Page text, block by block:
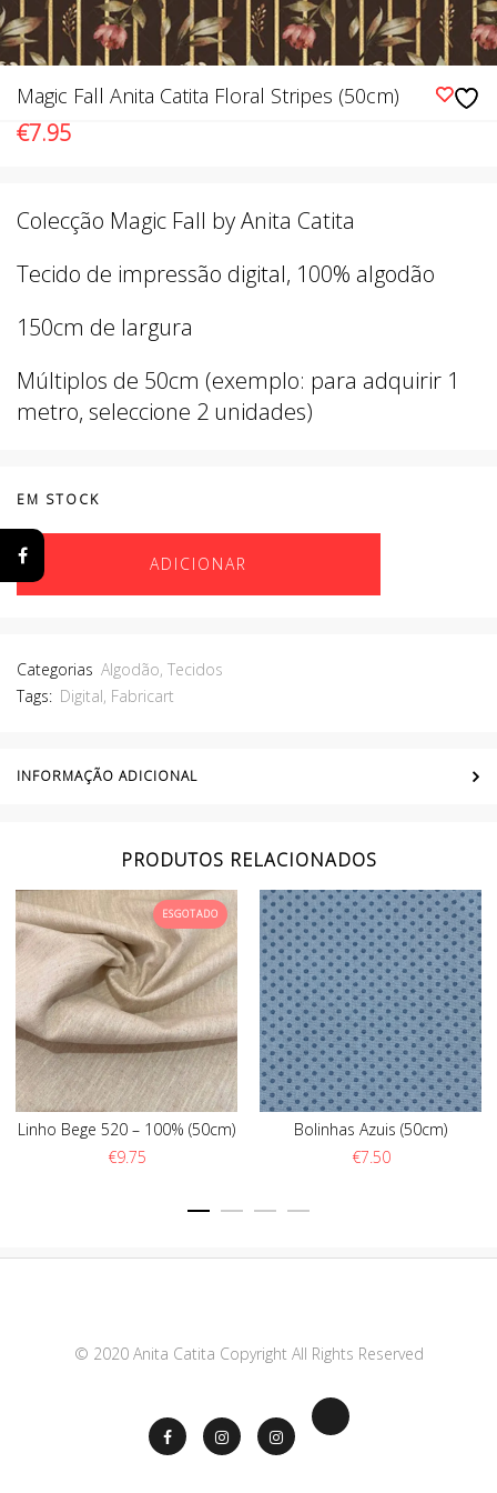
Magic Fall Anita Catita Floral Stripes (50cm)
€7.95
Colecção Magic Fall by Anita Catita
Tecido de impressão digital, 100% algodão
150cm de largura
Múltiplos de 50cm (exemplo: para adquirir 1
metro, seleccione 2 unidades)
EM STOCK
ADICIONAR
Categorias Algodão, Tecidos
Tags: Digital, Fabricart
INFORMAÇÃO ADICIONAL
PRODUTOS RELACIONADOS
ESGOTADO
Linho Bege 520 – 100% (50cm)
€9.75
Bolinhas Azuis (50cm)
€7.50
© 2020 Anita Catita Copyright All Rights Reserved